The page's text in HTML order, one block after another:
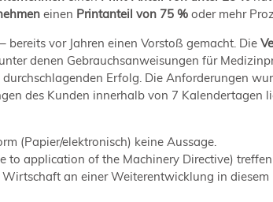
einen Printanteil von 75 % oder mehr
vor Jahren einen Vorstoß gemacht. Die
denen Gebrauchsanweisungen für
Erfolg. Die Anforderungen
des Kunden innerhalb von 7 Kalendertagen
(Papier/elektronisch) keine Aussage.
to application of the Machinery Directive)
an einer Weiterentwicklung in diesem